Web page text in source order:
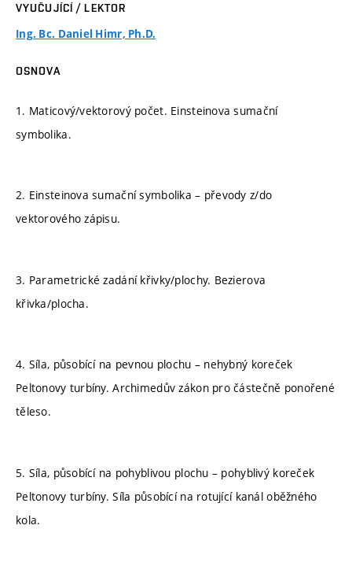
VYUČUJÍCÍ / LEKTOR
Ing. Bc. Daniel Himr, Ph.D.
OSNOVA
1. Maticový/vektorový počet. Einsteinova sumační
symbolika.
2. Einsteinova sumační symbolika – převody z/do
vektorového zápisu.
3. Parametrické zadání křivky/plochy. Bezierova
křivka/plocha.
4. Síla, působící na pevnou plochu – nehybný koreček
Peltonovy turbíny. Archimedův zákon pro částečně ponořené
těleso.
5. Síla, působící na pohyblivou plochu – pohyblivý koreček
Peltonovy turbíny. Síla působící na rotující kanál oběžného
kola.